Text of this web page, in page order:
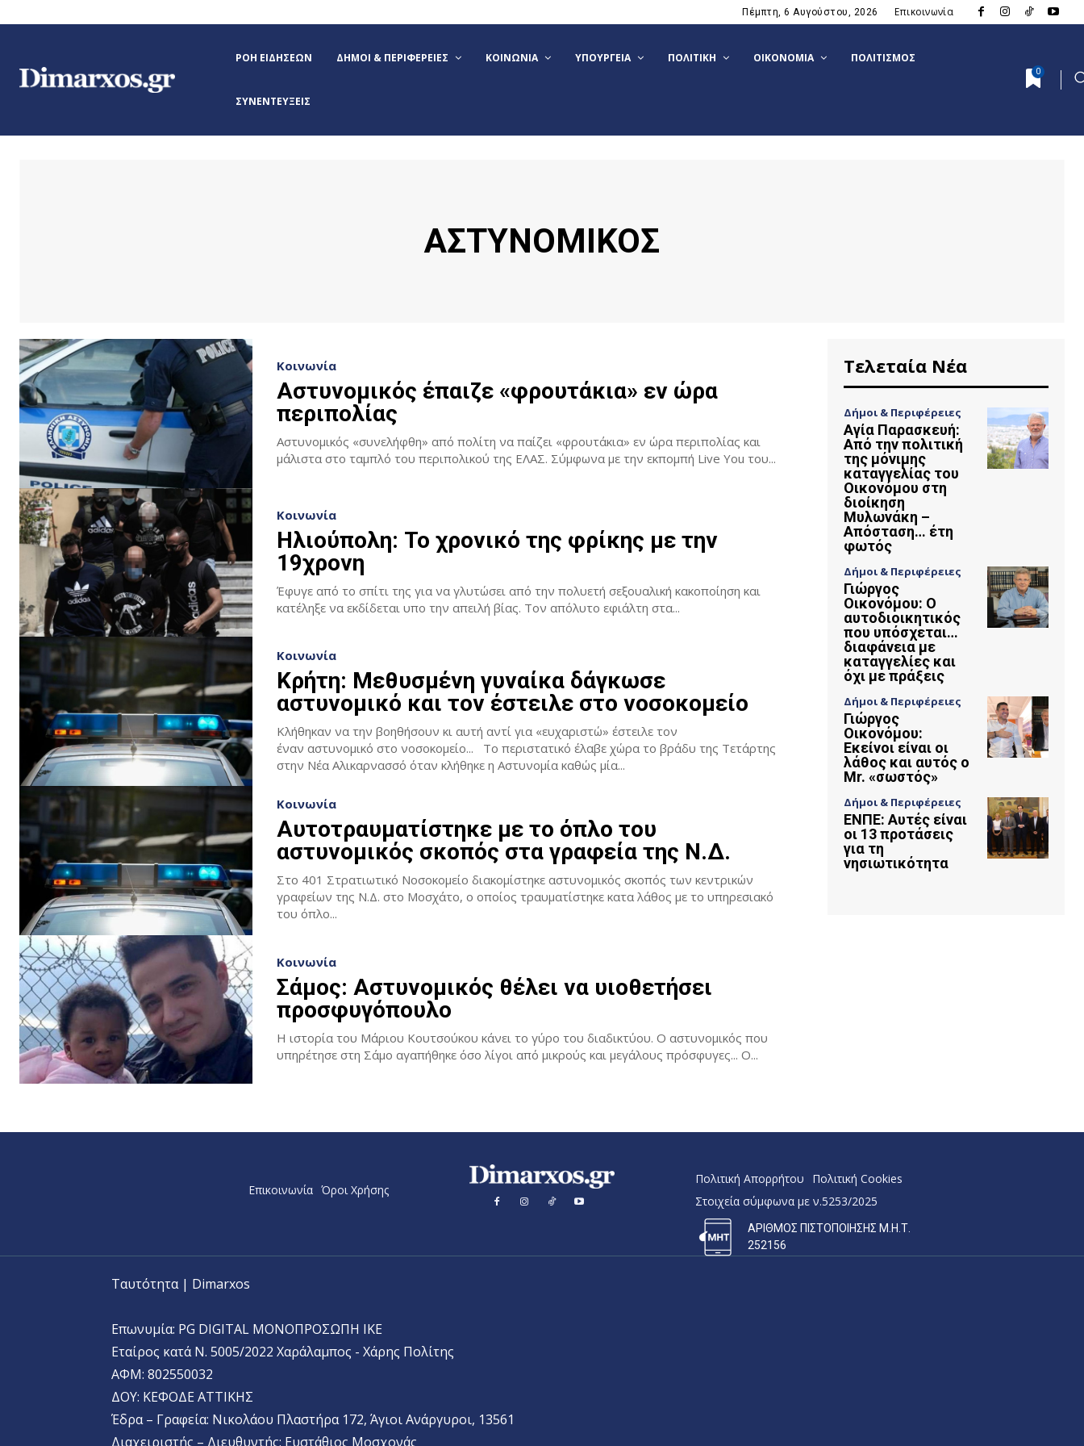
Πέμπτη, 6 Αυγούστου, 2026 Επικοινωνία
ΡΟΉ ΕΙΔΉΣΕΩΝ ΔΉΜΟΙ & ΠΕΡΙΦΈΡΕΙΕΣ ΚΟΙΝΩΝΊΑ ΥΠΟΥΡΓΕΊΑ ΠΟΛΙΤΙΚΉ ΟΙΚΟΝΟΜΊΑ ΠΟΛΙΤΙΣΜΌΣ
ΣΥΝΕΝΤΕΎΞΕΙΣ
0
ΑΣΤΥΝΟΜΙΚΟΣ
Κοινωνία
Αστυνομικός έπαιζε «φρουτάκια» εν ώρα
περιπολίας
Αστυνομικός «συνελήφθη» από πολίτη να παίζει «φρουτάκια» εν ώρα περιπολίας και
μάλιστα στο ταμπλό του περιπολικού της ΕΛΑΣ. Σύμφωνα με την εκπομπή Live You του...
Κοινωνία
Ηλιούπολη: Το χρονικό της φρίκης με την
19χρονη
Έφυγε από το σπίτι της για να γλυτώσει από την πολυετή σεξουαλική κακοποίηση και
κατέληξε να εκδίδεται υπο την απειλή βίας. Τον απόλυτο εφιάλτη στα...
Κοινωνία
Κρήτη: Μεθυσμένη γυναίκα δάγκωσε
αστυνομικό και τον έστειλε στο νοσοκομείο
Κλήθηκαν να την βοηθήσουν κι αυτή αντί για «ευχαριστώ» έστειλε τον
έναν αστυνομικό στο νοσοκομείο... Το περιστατικό έλαβε χώρα το βράδυ της Τετάρτης
στην Νέα Αλικαρνασσό όταν κλήθηκε η Αστυνομία καθώς μία...
Κοινωνία
Αυτοτραυματίστηκε με το όπλο του
αστυνομικός σκοπός στα γραφεία της Ν.Δ.
Στο 401 Στρατιωτικό Νοσοκομείο διακομίστηκε αστυνομικός σκοπός των κεντρικών
γραφείων της Ν.Δ. στο Μοσχάτο, ο οποίος τραυματίστηκε κατα λάθος με το υπηρεσιακό
του όπλο...
Κοινωνία
Σάμος: Αστυνομικός θέλει να υιοθετήσει
προσφυγόπουλο
Η ιστορία του Μάριου Κουτσούκου κάνει το γύρο του διαδικτύου. Ο αστυνομικός που
υπηρέτησε στη Σάμο αγαπήθηκε όσο λίγοι από μικρούς και μεγάλους πρόσφυγες... Ο...
Τελεταία Νέα
Δήμοι & Περιφέρειες
Αγία Παρασκευή:
Από την πολιτική
της μόνιμης
καταγγελίας του
Οικονόμου στη
διοίκηση
Μυλωνάκη –
Απόσταση… έτη
φωτός
Δήμοι & Περιφέρειες
Γιώργος
Οικονόμου: Ο
αυτοδιοικητικός
που υπόσχεται…
διαφάνεια με
καταγγελίες και
όχι με πράξεις
Δήμοι & Περιφέρειες
Γιώργος
Οικονόμου:
Εκείνοι είναι οι
λάθος και αυτός ο
Mr. «σωστός»
Δήμοι & Περιφέρειες
ΕΝΠΕ: Αυτές είναι
οι 13 προτάσεις
για τη
νησιωτικότητα
Επικοινωνία Όροι Χρήσης
Πολιτική Απορρήτου
Πολιτική Cookies
Στοιχεία σύμφωνα με ν.5253/2025
ΑΡΙΘΜΟΣ ΠΙΣΤΟΠΟΙΗΣΗΣ Μ.Η.Τ.
252156
Ταυτότητα | Dimarxos
Επωνυμία: PG DIGITAL MONΟΠΡΟΣΩΠΗ ΙΚΕ
Εταίρος κατά Ν. 5005/2022 Χαράλαμπος - Χάρης Πολίτης
ΑΦΜ: 802550032
ΔΟΥ: ΚΕΦΟΔΕ ΑΤΤΙΚΗΣ
Έδρα – Γραφεία: Νικολάου Πλαστήρα 172, Άγιοι Ανάργυροι, 13561
Διαχειριστής – Διευθυντής: Ευστάθιος Μοσχονάς